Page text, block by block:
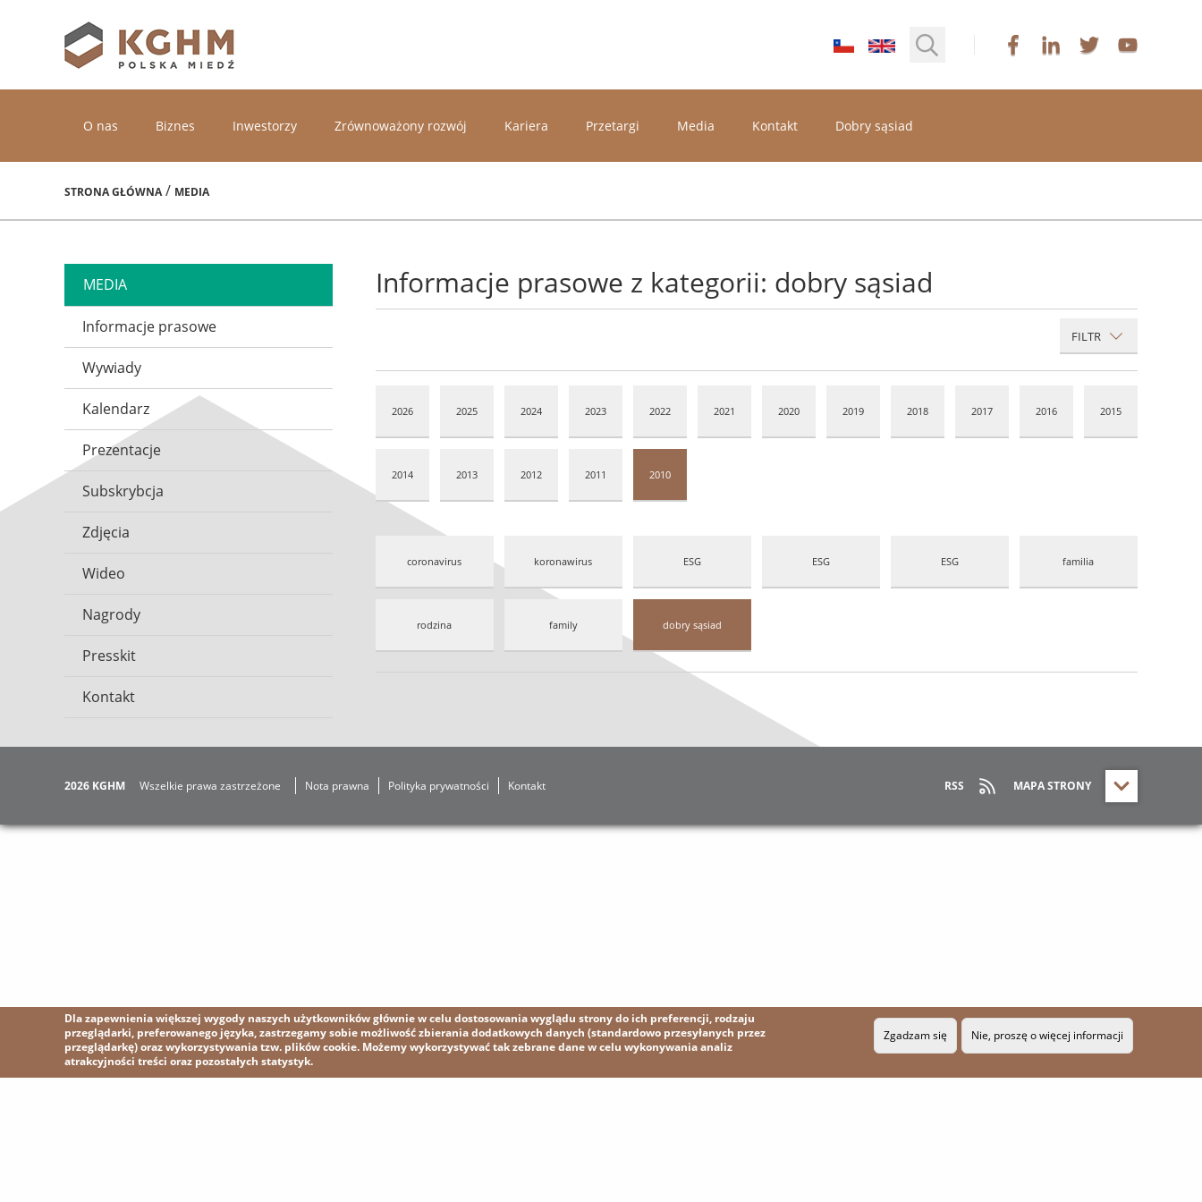
O nas Biznes Inwestorzy Zrównoważony rozwój Kariera Przetargi Media Kontakt Dobry sąsiad
STRONA GŁÓWNA/ MEDIA
MEDIA
Informacje prasowe
Wywiady
Kalendarz
Prezentacje
Subskrybcja
Zdjęcia
Wideo
Nagrody
Presskit
Kontakt
Informacje prasowe z kategorii: dobry sąsiad
FILTR
2026 2025 2024 2023 2022 2021 2020 2019 2018 2017 2016 2015
2014 2013 2012 2011 2010
coronavirus koronawirus ESG ESG ESG familia
rodzina family dobry sąsiad
2026 KGHM Wszelkie prawa zastrzeżone Nota prawna Polityka prywatności Kontakt RSS MAPA STRONY
Dla zapewnienia większej wygody naszych użytkowników głównie w celu dostosowania wyglądu strony do ich preferencji, rodzaju
przeglądarki, preferowanego języka, zastrzegamy sobie możliwość zbierania dodatkowych danych (standardowo przesyłanych przez
przeglądarkę) oraz wykorzystywania tzw. plików cookie. Możemy wykorzystywać tak zebrane dane w celu wykonywania analiz
atrakcyjności treści oraz pozostałych statystyk.
Zgadzam się Nie, proszę o więcej informacji